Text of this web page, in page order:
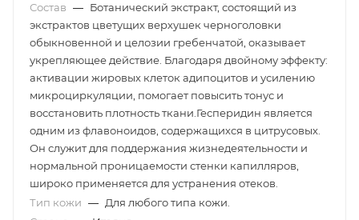
Состав — Ботанический экстракт, состоящий из
экстрактов цветущих верхушек черноголовки
обыкновенной и целозии гребенчатой, оказывает
укрепляющее действие. Благодаря двойному эффекту:
активации жировых клеток адипоцитов и усилению
микроциркуляции, помогает повысить тонус и
восстановить плотность ткани.Гесперидин является
одним из флавоноидов, содержащихся в цитрусовых.
Он служит для поддержания жизнедеятельности и
нормальной проницаемости стенки капилляров,
широко применяется для устранения отеков.
Тип кожи — Для любого типа кожи.